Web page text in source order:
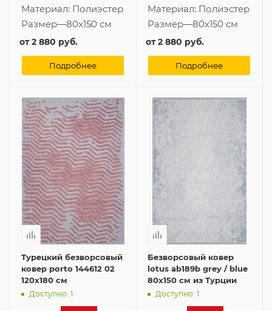
Материал: Полиэстер
Размер—80x150 см
от2 880 руб.
Подробнее
Материал: Полиэстер
Размер—80x150 см
от2 880 руб.
Подробнее
Турецкий безворсовый
ковер porto 144612 02
120x180 см
Доступно: 1
Безворсовый ковер
lotus ab189b grey / blue
80x150 см из Турции
Доступно: 1